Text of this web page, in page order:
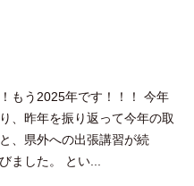
もう2025年です！！！ 今年
、昨年を振り返って今年の取
、県外への出張講習が続
ました。 とい...